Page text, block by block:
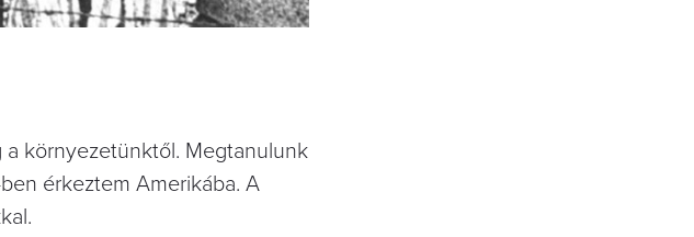
környezetünktől. Megtanulunk
érkeztem Amerikába. A